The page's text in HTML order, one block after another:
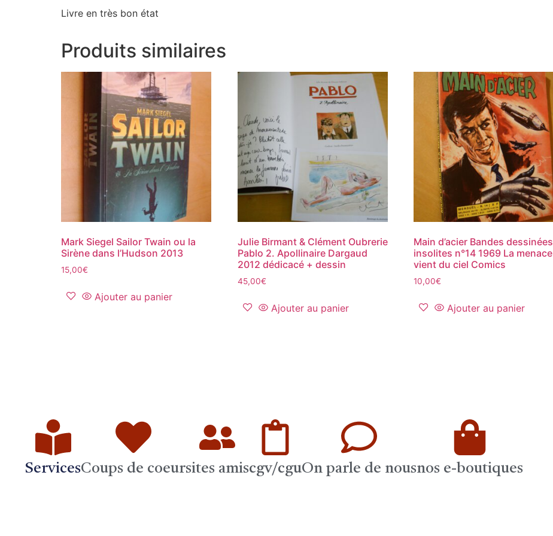
Livre en très bon état
Produits similaires
Mark Siegel Sailor Twain ou la
Sirène dans l’Hudson 2013
15,00€
Ajouter au panier
Julie Birmant & Clément Oubrerie
Pablo 2. Apollinaire Dargaud
2012 dédicacé + dessin
45,00€
Ajouter au panier
Main d’acier Bandes dessinées
insolites n°14 1969 La menace
vient du ciel Comics
10,00€
Ajouter au panier
ServicesCoups de coeursites amiscgv/cguOn parle de nousnos e-boutiques